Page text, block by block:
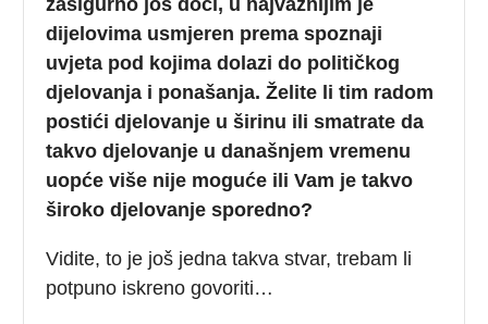
dijelovima usmjeren prema spoznaji
uvjeta pod kojima dolazi do političkog
djelovanja i ponašanja. Želite li tim radom
postići djelovanje u širinu ili smatrate da
takvo djelovanje u današnjem vremenu
uopće više nije moguće ili Vam je takvo
široko djelovanje sporedno?
Vidite, to je još jedna takva stvar, trebam li
potpuno iskreno govoriti…